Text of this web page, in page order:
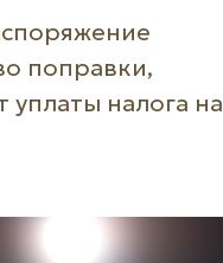
поправки,
налога на